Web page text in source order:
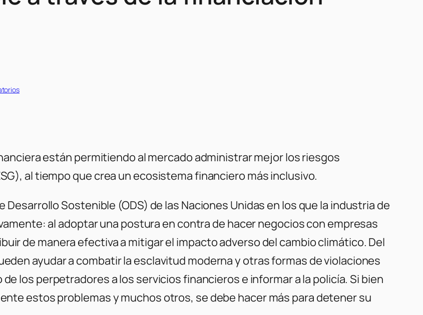
están permitiendo al mercado administrar mejor los riesgos
al tiempo que crea un ecosistema financiero más inclusivo.
Sostenible (ODS) de las Naciones Unidas en los que la industria de
al adoptar una postura en contra de hacer negocios con empresas
de manera efectiva a mitigar el impacto adverso del cambio climático. Del
ayudar a combatir la esclavitud moderna y otras formas de violaciones
los perpetradores a los servicios financieros e informar a la policía. Si bien
estos problemas y muchos otros, se debe hacer más para detener su